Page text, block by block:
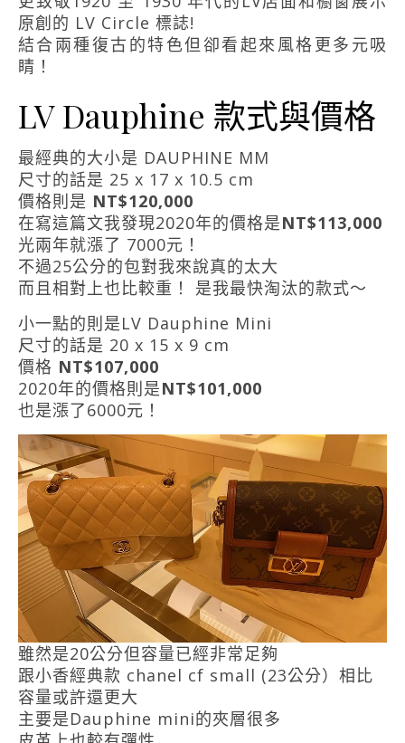
原創的 LV Circle 標誌!
結合兩種復古的特色但卻看起來風格更多元吸
睛！
LV Dauphine 款式與價格
最經典的大小是 DAUPHINE MM
尺寸的話是 25 x 17 x 10.5 cm
價格則是 NT$120,000
在寫這篇文我發現2020年的價格是NT$113,000
光兩年就漲了 7000元！
不過25公分的包對我來說真的太大
而且相對上也比較重！ 是我最快淘汰的款式～
小一點的則是LV Dauphine Mini
尺寸的話是 20 x 15 x 9 cm
價格 NT$107,000
2020年的價格則是NT$101,000
也是漲了6000元！
雖然是20公分但容量已經非常足夠
跟小香經典款 chanel cf small (23公分）相比
容量或許還更大
主要是Dauphine mini的夾層很多